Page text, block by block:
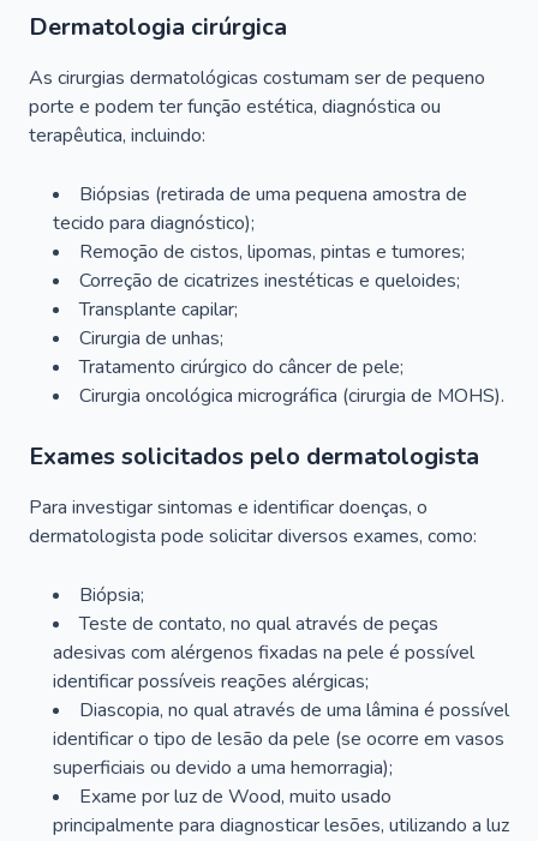
Dermatologia cirúrgica
As cirurgias dermatológicas costumam ser de pequeno
porte e podem ter função estética, diagnóstica ou
terapêutica, incluindo:
Biópsias (retirada de uma pequena amostra de
tecido para diagnóstico);
Remoção de cistos, lipomas, pintas e tumores;
Correção de cicatrizes inestéticas e queloides;
Transplante capilar;
Cirurgia de unhas;
Tratamento cirúrgico do câncer de pele;
Cirurgia oncológica micrográfica (cirurgia de MOHS).
Exames solicitados pelo dermatologista
Para investigar sintomas e identificar doenças, o
dermatologista pode solicitar diversos exames, como:
Biópsia;
Teste de contato, no qual através de peças
adesivas com alérgenos fixadas na pele é possível
identificar possíveis reações alérgicas;
Diascopia, no qual através de uma lâmina é possível
identificar o tipo de lesão da pele (se ocorre em vasos
superficiais ou devido a uma hemorragia);
Exame por luz de Wood, muito usado
principalmente para diagnosticar lesões, utilizando a luz